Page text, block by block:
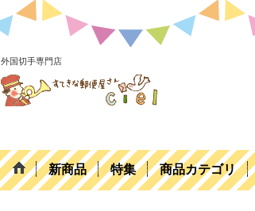
外国切手専門店
新商品 特集 商品カテゴリ